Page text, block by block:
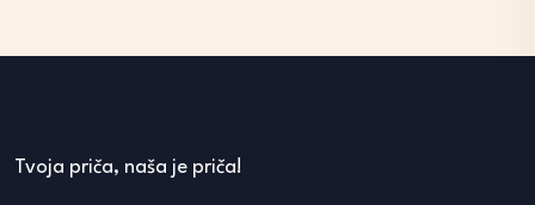
Tvoja priča, naša je priča!